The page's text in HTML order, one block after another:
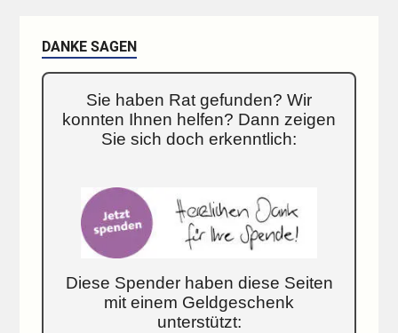
DANKE SAGEN
Sie haben Rat gefunden? Wir
konnten Ihnen helfen? Dann zeigen
Sie sich doch erkenntlich:
Diese Spender haben diese Seiten
mit einem Geldgeschenk
unterstützt: